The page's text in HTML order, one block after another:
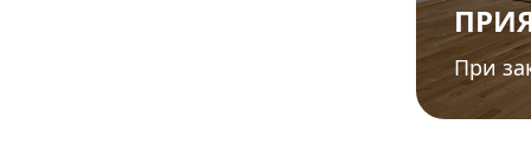
При